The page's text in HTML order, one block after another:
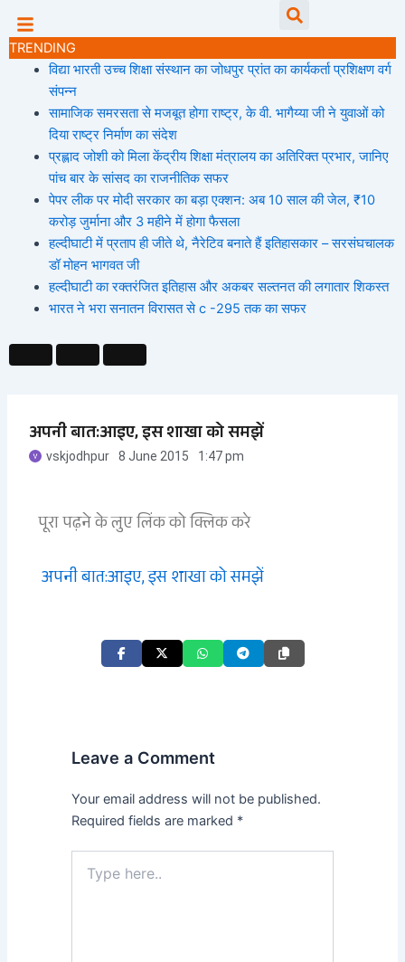
content
TRENDING
विद्या भारती उच्च शिक्षा संस्थान का जोधपुर प्रांत का कार्यकर्ता प्रशिक्षण वर्ग
संपन्न
सामाजिक समरसता से मजबूत होगा राष्ट्र, के वी. भागैय्या जी ने युवाओं को
दिया राष्ट्र निर्माण का संदेश
प्रह्लाद जोशी को मिला केंद्रीय शिक्षा मंत्रालय का अतिरिक्त प्रभार, जानिए
पांच बार के सांसद का राजनीतिक सफर
पेपर लीक पर मोदी सरकार का बड़ा एक्शन: अब 10 साल की जेल, ₹10
करोड़ जुर्माना और 3 महीने में होगा फैसला
हल्दीघाटी में प्रताप ही जीते थे, नैरेटिव बनाते हैं इतिहासकार – सरसंघचालक
डॉ मोहन भागवत जी
हल्दीघाटी का रक्तरंजित इतिहास और अकबर सल्तनत की लगातार शिकस्त
भारत ने भरा सनातन विरासत से c -295 तक का सफर
अपनी बात:आइए, इस शाखा को समझें
vskjodhpur 8 June 2015 1:47 pm
पूरा पढ़ने के लुए लिंक को क्लिक करे
अपनी बात:आइए, इस शाखा को समझें
Leave a Comment
Your email address will not be published.
Required fields are marked *
here..